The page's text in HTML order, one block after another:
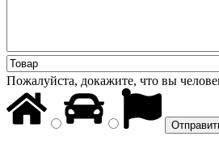
Пожалуйста, докажите, что вы